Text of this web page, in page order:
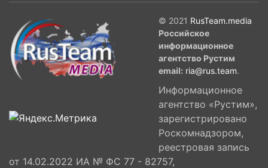
© 2021 RusTeam.media
Российское
информационное
агентство Рустим
email: ria@rus.team.
Информационное
агентство «Рустим»,
зарегистрировано
Роскомнадзором,
реестровая запись
от 14.02.2022 ИА № ФС 77 - 82757,